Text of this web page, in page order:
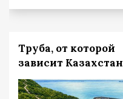
Труба, от которой
зависит Казахстан